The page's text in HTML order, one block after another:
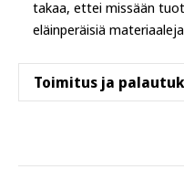
takaa, ettei missään
eläinperäisiä
Toimitus ja
suoraanpostiluukkuun